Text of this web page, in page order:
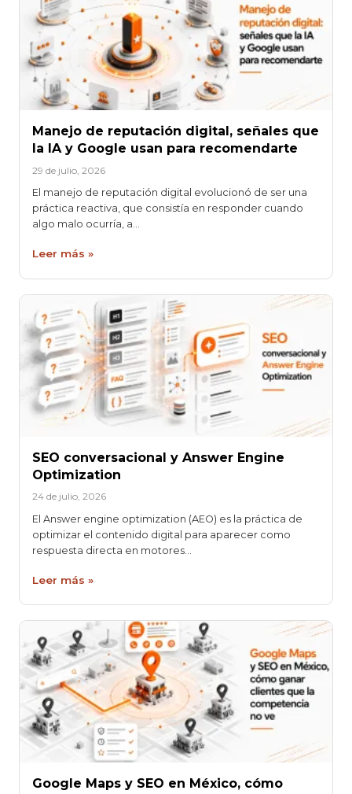
Manejo de reputación digital, señales que
la IA y Google usan para recomendarte
29 de julio, 2026
El manejo de reputación digital evolucionó de ser una
práctica reactiva, que consistía en responder cuando
algo malo ocurría, a…
Leer más »
SEO conversacional y Answer Engine
Optimization
24 de julio, 2026
El Answer engine optimization (AEO) es la práctica de
optimizar el contenido digital para aparecer como
respuesta directa en motores…
Leer más »
Google Maps y SEO en México, cómo